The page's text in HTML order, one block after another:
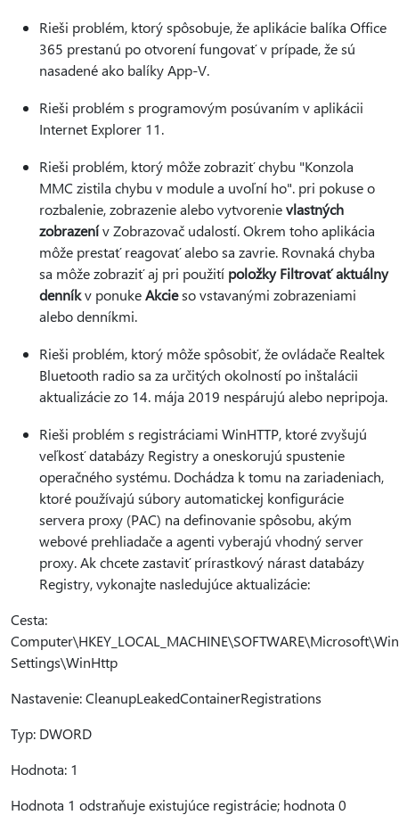
Rieši problém, ktorý spôsobuje, že aplikácie balíka Office
365 prestanú po otvorení fungovať v prípade, že sú
nasadené ako balíky App-V.
Rieši problém s programovým posúvaním v aplikácii
Internet Explorer 11.
Rieši problém, ktorý môže zobraziť chybu "Konzola
MMC zistila chybu v module a uvoľní ho". pri pokuse o
rozbalenie, zobrazenie alebo vytvorenievlastných
zobrazenív Zobrazovač udalostí. Okrem toho aplikácia
môže prestať reagovať alebo sa zavrie. Rovnaká chyba
sa môže zobraziť aj pri použití položky Filtrovať aktuálny
denníkv ponukeAkcieso vstavanými zobrazeniami
alebo denníkmi.
Rieši problém, ktorý môže spôsobiť, že ovládače Realtek
Bluetooth radio sa za určitých okolností po inštalácii
aktualizácie zo 14. mája 2019 nespárujú alebo nepripoja.
Rieši problém s registráciami WinHTTP, ktoré zvyšujú
veľkosť databázy Registry a oneskorujú spustenie
operačného systému. Dochádza k tomu na zariadeniach,
ktoré používajú súbory automatickej konfigurácie
servera proxy (PAC) na definovanie spôsobu, akým
webové prehliadače a agenti vyberajú vhodný server
proxy. Ak chcete zastaviť prírastkový nárast databázy
Registry, vykonajte nasledujúce aktualizácie:
Cesta:
Settings\WinHttp
Nastavenie: CleanupLeakedContainerRegistrations
Typ: DWORD
Hodnota: 1
Hodnota 1 odstraňuje existujúce registrácie; hodnota 0